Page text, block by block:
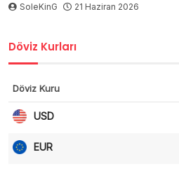
SoleKinG 21 Haziran 2026
Döviz Kurları
Döviz Kuru
USD
EUR